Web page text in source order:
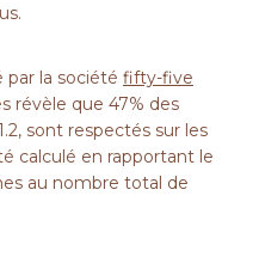
par la société fifty-five
révèle que 47% des
, sont respectés sur les
calculé en rapportant le
au nombre total de